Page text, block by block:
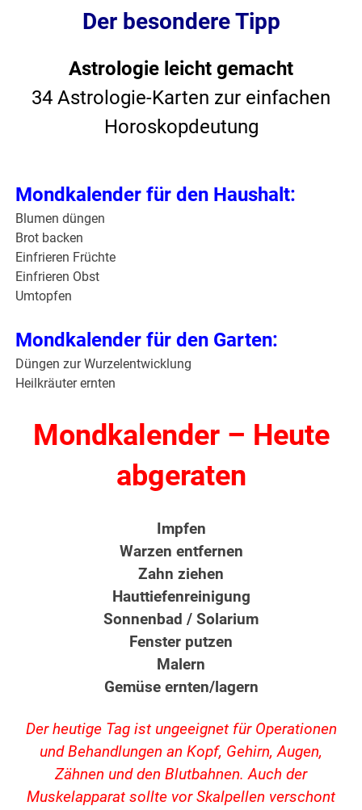
Der besondere Tipp
Astrologie leicht gemacht
34 Astrologie-Karten zur einfachen
Horoskopdeutung
Mondkalender für den Haushalt:
Blumen düngen
Brot backen
Einfrieren Früchte
Einfrieren Obst
Umtopfen
Mondkalender für den Garten:
Düngen zur Wurzelentwicklung
Heilkräuter ernten
Mondkalender – Heute
abgeraten
Impfen
Warzen entfernen
Zahn ziehen
Hauttiefenreinigung
Sonnenbad / Solarium
Fenster putzen
Malern
Gemüse ernten/lagern
Der heutige Tag ist ungeeignet für Operationen
und Behandlungen an Kopf, Gehirn, Augen,
Zähnen und den Blutbahnen. Auch der
Muskelapparat sollte vor Skalpellen verschont